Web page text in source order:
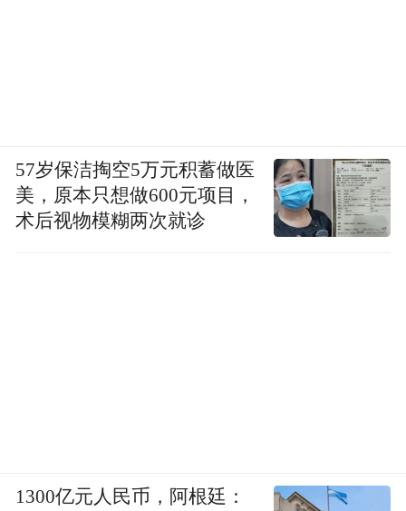
57岁保洁掏空5万元积蓄做医
美，原本只想做600元项目，
术后视物模糊两次就诊
1300亿元人民币，阿根廷：